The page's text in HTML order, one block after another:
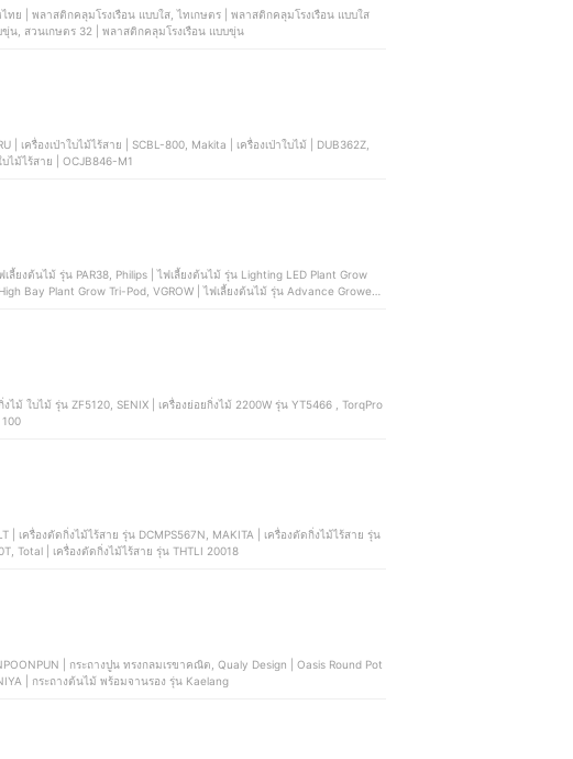
ทย | พลาสติกคลุมโรงเรือน แบบใส, ไทเกษตร | พลาสติกคลุมโรงเรือน แบบใส
น, สวนเกษตร 32 | พลาสติกคลุมโรงเรือน แบบขุ่น
NIPPON | เครื่องเป่าใบไม้ | EB 650, OSUKA | เครื่องเป่าใบไม้ไร้สาย | OCJB846-M1
ลี้ยงต้นไม้ รุ่น PAR38, Philips | ไฟเลี้ยงต้นไม้ รุ่น Lighting LED Plant Grow
Bay Plant Grow Tri-Pod, VGROW | ไฟเลี้ยงต้นไม้ รุ่น Advance Grower
100
ไม้ไร้สาย รุ่น DCMPS567N, MAKITA | เครื่องตัดกิ่งไม้ไร้สาย รุ่น
รุ่น MKT-520T, Total | เครื่องตัดกิ่งไม้ไร้สาย รุ่น THTLI 20018
| กระถางปูน ทรงกลมเรขาคณิต, Qualy Design | Oasis Round Pot
| กระถางต้นไม้ พร้อมจานรอง รุ่น Kaelang